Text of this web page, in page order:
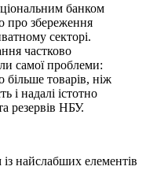
банком
про збереження
секторі.
частково
самої проблеми:
більше товарів, ніж
і надалі істотно
резервів НБУ.
найслабших елементів